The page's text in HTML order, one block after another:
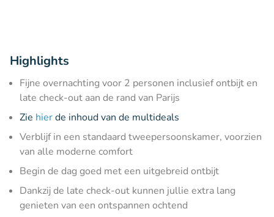
Highlights
Fijne overnachting voor 2 personen inclusief ontbijt en
late check-out aan de rand van Parijs
Zie hierde inhoud van de multideals
Verblijf in een standaard tweepersoonskamer, voorzien
van alle moderne comfort
Begin de dag goed met een uitgebreid ontbijt
Dankzij de late check-out kunnen jullie extra lang
genieten van een ontspannen ochtend